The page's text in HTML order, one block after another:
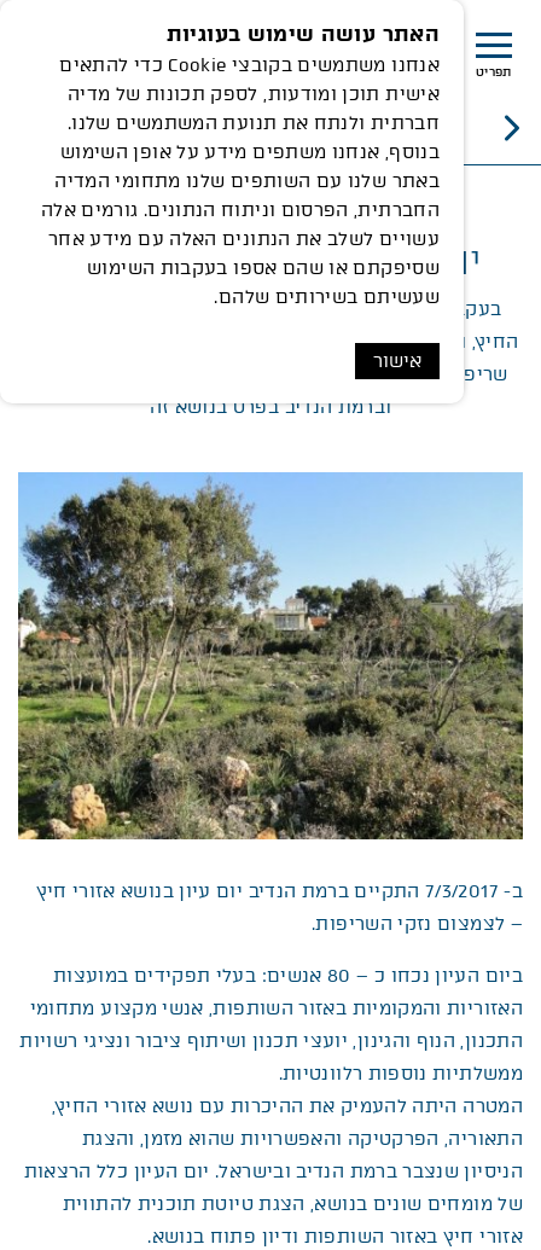
תפריט
שריפות ומניעתן
יום עיון בנושא אזורי חיץ
בעקבות השריפות והדיון הציבורי שקם סביב נושא אזורי
החיץ, ומתוך רצון לתת כלים להיערכות טובה באזורנו לסכנת
שריפות, ראינו חשיבות רבה לשיתוף בידע שנצבר בישראל
וברמת הנדיב בפרט בנושא זה
ב- 7/3/2017 התקיים ברמת הנדיב יום עיון בנושא אזורי חיץ
– לצמצום נזקי השריפות.
ביום העיון נכחו כ – 80 אנשים: בעלי תפקידים במועצות
האזוריות והמקומיות באזור השותפות, אנשי מקצוע מתחומי
התכנון, הנוף והגינון, יועצי תכנון ושיתוף ציבור ונציגי רשויות
ממשלתיות נוספות רלוונטיות.
המטרה היתה להעמיק את ההיכרות עם נושא אזורי החיץ,
התאוריה, הפרקטיקה והאפשרויות שהוא מזמן, והצגת
הניסיון שנצבר ברמת הנדיב ובישראל. יום העיון כלל הרצאות
של מומחים שונים בנושא, הצגת טיוטת תוכנית להתווית
אזורי חיץ באזור השותפות ודיון פתוח בנושא.
האתר עושה שימוש בעוגיות
אנחנו משתמשים בקובצי Cookie כדי להתאים
אישית תוכן ומודעות, לספק תכונות של מדיה
חברתית ולנתח את תנועת המשתמשים שלנו.
בנוסף, אנחנו משתפים מידע על אופן השימוש
באתר שלנו עם השותפים שלנו מתחומי המדיה
החברתית, הפרסום וניתוח הנתונים. גורמים אלה
עשויים לשלב את הנתונים האלה עם מידע אחר
שסיפקתם או שהם אספו בעקבות השימוש
שעשיתם בשירותים שלהם.
אישור